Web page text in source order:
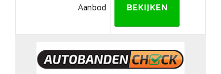
Aanbod BEKIJKEN